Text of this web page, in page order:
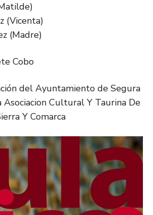
(Vicenta)
(Madre)
Cobo
del Ayuntamiento de Segura
Asociacion Cultural Y Taurina De
Y Comarca